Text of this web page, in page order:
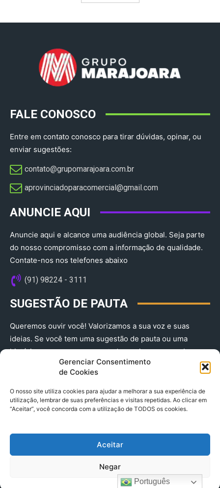
Gerenciar Consentimento
de Cookies
O nosso site utiliza cookies para ajudar a melhorar a sua experiência de
utilização, lembrar de suas preferências e visitas repetidas. Ao clicar em
“Aceitar”, você concorda com a utilização de TODOS os cookies.
Aceitar
Negar
FALE CONOSCO
Entre em contato conosco para tirar dúvidas, opinar, ou
enviar sugestões:
contato@grupomarajoara.com.br
aprovinciadoparacomercial@gmail.com​
ANUNCIE AQUI
Anuncie aqui e alcance uma audiência global. Seja parte
do nosso compromisso com a informação de qualidade.
Contate-nos nos telefones abaixo
(91) 98224 - 3111
SUGESTÃO DE PAUTA
Queremos ouvir você! Valorizamos a sua voz e suas
ideias. Se você tem uma sugestão de pauta ou uma
história que merece ser contada, envie-nos agora!
(91) 98224 - 3111
© 2025 A Província do Pará CNPJ: 04.901.141/0001-36 End .
Trav. Quintino Bocaiuva 2301, Ed. Rogério Fernandez – Sala
2701- Cremação – CEP 66045.315
Português